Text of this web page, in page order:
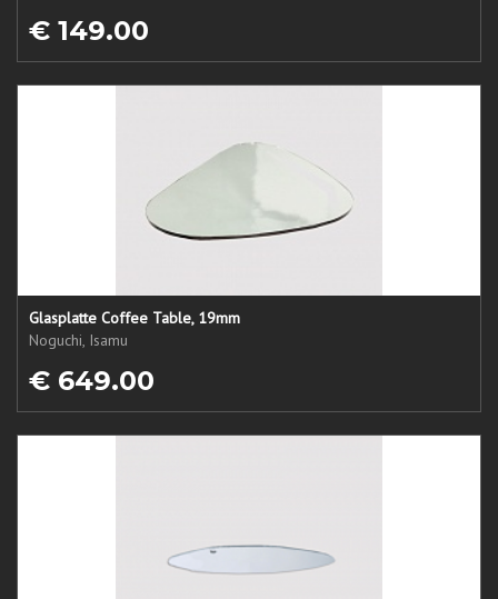
€ 149.00
Glasplatte Coffee Table, 19mm
Noguchi, Isamu
€ 649.00